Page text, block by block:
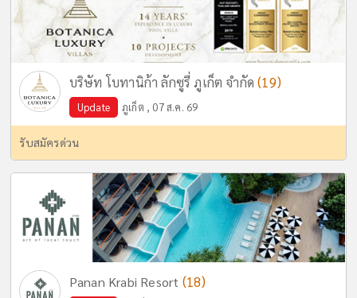
บริษัท โบทานิก้า ลักซูรี่ ภูเก็ต จำกัด(19)
Update ภูเก็ต , 07 ส.ค. 69
รับสมัครด่วน
Panan Krabi Resort (18)